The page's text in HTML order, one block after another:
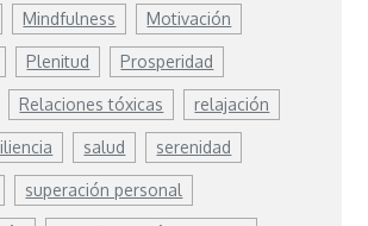
Mindfulness Motivación
Plenitud Prosperidad
Relaciones tóxicas relajación
salud serenidad
superación personal